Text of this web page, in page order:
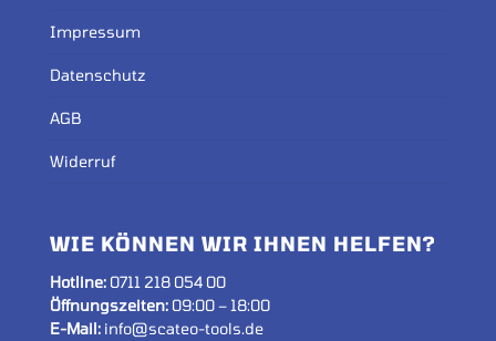
Impressum
Datenschutz
AGB
Widerruf
WIE KÖNNEN WIR IHNEN HELFEN?
Hotline: 0711 218 054 00
Öffnungszeiten:09:00 – 18:00
E-Mail:info@scateo-tools.de